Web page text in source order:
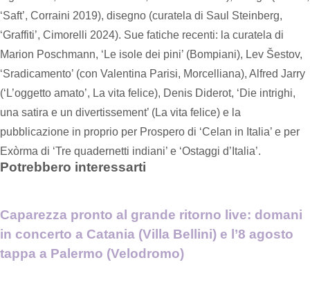
‘Saft’, Corraini 2019), disegno (curatela di Saul Steinberg,
‘Graffiti’, Cimorelli 2024). Sue fatiche recenti: la curatela di
Marion Poschmann, ‘Le isole dei pini’ (Bompiani), Lev Šestov,
‘Sradicamento’ (con Valentina Parisi, Morcelliana), Alfred Jarry
(‘L’oggetto amato’, La vita felice), Denis Diderot, ‘Die intrighi,
una satira e un divertissement’ (La vita felice) e la
pubblicazione in proprio per Prospero di ‘Celan in Italia’ e per
Exòrma di ‘Tre quadernetti indiani’ e ‘Ostaggi d’Italia’.
Potrebbero interessarti
Caparezza pronto al grande ritorno live: domani
in concerto a Catania (Villa Bellini) e l’8 agosto
tappa a Palermo (Velodromo)